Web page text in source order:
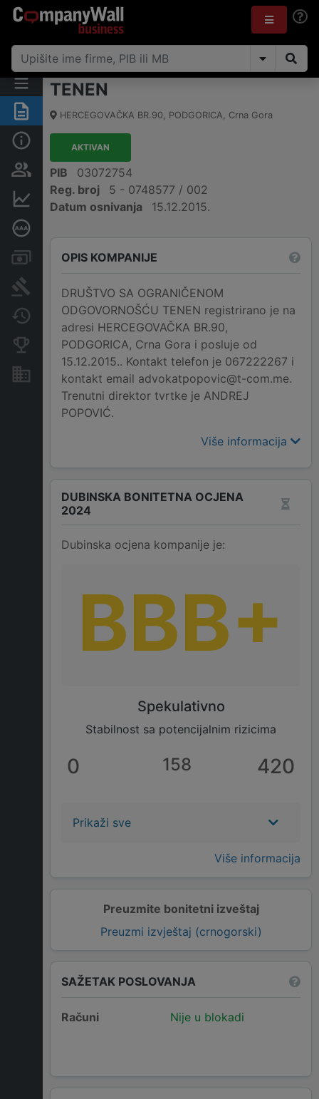
Sažetak
Osobe i vlasništvo
Finansijski podaci
Računi i blokade
Arhiva sudskih objava
Promjene
Konkurentne kompanije
Nekretnine i imovina
TENEN
HERCEGOVAČKA BR.90, PODGORICA, Crna Gora
AKTIVAN
PIB
03072754
Reg. broj
5 - 0748577 / 002
Datum osnivanja
15.12.2015.
OPIS KOMPANIJE
DRUŠTVO SA OGRANIČENOM
ODGOVORNOŠĆU TENEN registrirano je na
adresi HERCEGOVAČKA BR.90,
PODGORICA, Crna Gora i posluje od
15.12.2015.. Kontakt telefon je 067222267 i
kontakt email advokatpopovic@t-com.me.
Trenutni direktor tvrtke je ANDREJ
POPOVIĆ.
Više informacija
Preuzmite bonitetni izveštaj
Preuzmi izvještaj (crnogorski)
DUBINSKA BONITETNA OCJENA
2024
Dubinska ocjena kompanije je:
BBB+
Spekulativno
Stabilnost sa potencijalnim rizicima
0 158 420
Prikaži sve
Više informacija
SAŽETAK POSLOVANJA
Računi Nije u blokadi